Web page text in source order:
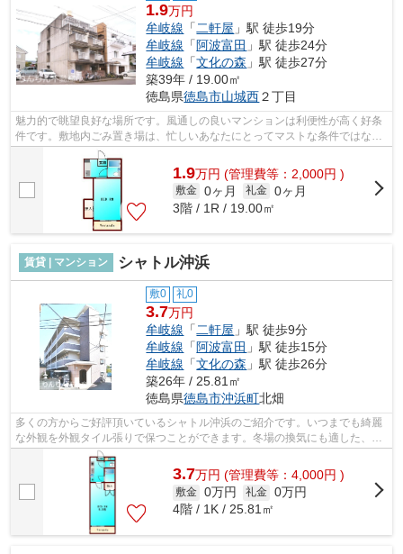
1.9万円
牟岐線 「 二軒屋 」駅 徒歩19分
牟岐線 「 阿波富田 」駅 徒歩24分
牟岐線 「文化の森 」駅 徒歩27分
築39年 / 19.00㎡
徳島県徳島市山城西２丁目
魅力的で眺望良好な場所です。風通しの良いマンションは利便性が高く好条
件です。敷地内ごみ置き場は、忙しいあなたにとってマストな条件ではない
でしょうか。こちらはマンションタイ...
1.9万円 (管理費等：2,000円 )
敷金 0ヶ月 礼金 0ヶ月
3階 / 1R / 19.00㎡
賃貸 | マンション シャトル沖浜
敷0 礼0
3.7万円
牟岐線 「 二軒屋 」駅 徒歩9分
牟岐線 「 阿波富田 」駅 徒歩15分
牟岐線 「文化の森 」駅 徒歩26分
築26年 / 25.81㎡
徳島県徳島市沖浜町北畑
多くの方からご好評頂いているシャトル沖浜のご紹介です。いつまでも綺麗
な外観を外観タイル張りで保つことができます。冬場の換気にも適した、風
通しの良い湿気が溜まりにくい物件で...
3.7万円 (管理費等：4,000円 )
敷金 0万円 礼金 0万円
4階 / 1K / 25.81㎡